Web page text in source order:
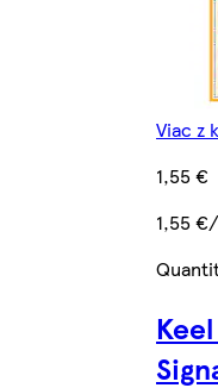
Viac z
1,55 €
1,55